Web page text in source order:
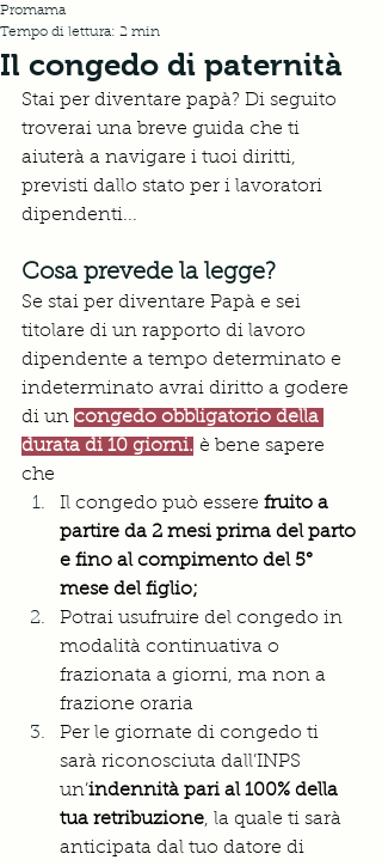
Il congedo di paternità
Promama
Tempo di lettura: 2 min
Stai per diventare papà? Di seguito
troverai una breve guida che ti
aiuterà a navigare i tuoi diritti,
previsti dallo stato per i lavoratori
dipendenti...
Cosa prevede la legge?
Se stai per diventare Papà e sei
titolare di un rapporto di lavoro
dipendente a tempo determinato e
indeterminato avrai diritto a godere
di un congedo obbligatorio della
durata di 10 giorni. è bene sapere
che
Il congedo può essere fruito a
partire da 2 mesi prima del parto
e fino al compimento del 5°
mese del figlio;
Potrai usufruire del congedo in
modalità continuativa o
frazionata a giorni, ma non a
frazione oraria
Per le giornate di congedo ti
sarà riconosciuta dall’INPS
un’indennità pari al 100% della
tua retribuzione, la quale ti sarà
anticipata dal tuo datore di